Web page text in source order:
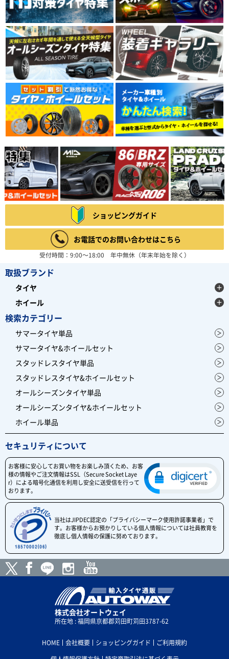
ショッピングガイド
お電話でのお問い合わせはこちら
受付時間：9:00～18:00 年中無休（年末年始を除く）
取扱ブランド
タイヤ
ホイール
検索カテゴリー
サマータイヤ単品
サマータイヤ&ホイールセット
スタッドレスタイヤ単品
スタッドレスタイヤ&ホイールセット
オールシーズンタイヤ単品
オールシーズンタイヤ&ホイールセット
ホイール単品
セキュリティについて
お客様に安心してお買い物をお楽しみ頂くため、お客
様の情報やご注文情報はSSL（Secure Socket Laye
r）による暗号化通信を利用し安全に送受信を行って
おります。
当社はJIPDEC認定の「プライバシーマーク使用許諾事業者」で
す。お客様からお預かりしている個人情報については社員教育を
徹底し個人情報の保護に努めております。
株式会社オートウェイ
所在地 : 福岡県京都郡苅田町苅田3787-62
HOME 会社概要 ショッピングガイド
ご利用規約